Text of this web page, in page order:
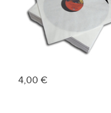
4,00 €